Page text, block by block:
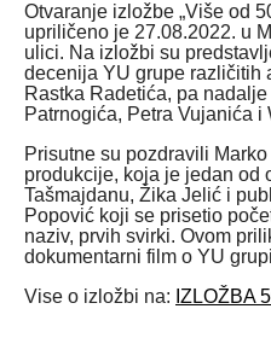
Otvaranje izložbe „Više od
upriličeno je 27.08.2022. u
ulici. Na izložbi su
decenija YU grupe različitih
Rastka Radetića, pa
Patrnogića, Petra Vujanića i
Prisutne su pozdravili
produkcije, koja je jedan od
Tašmajdanu, Žika Jelić i
Popović koji se prisetio
naziv, prvih svirki. Ovom
dokumentarni film o YU
Vise o izložbi na: IZLOŽBA